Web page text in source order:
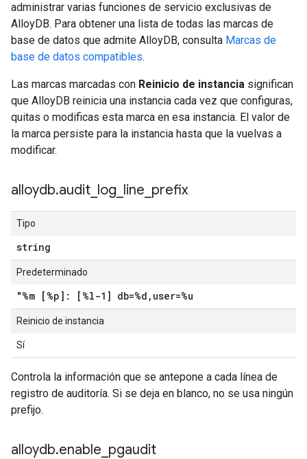
administrar varias funciones de servicio exclusivas de
AlloyDB. Para obtener una lista de todas las marcas de
base de datos que admite AlloyDB, consulta Marcas de
base de datos compatibles.
Las marcas marcadas con Reinicio de instancia significan
que AlloyDB reinicia una instancia cada vez que configuras,
quitas o modificas esta marca en esa instancia. El valor de
la marca persiste para la instancia hasta que la vuelvas a
modificar.
alloydb.audit log line prefix
Tipo
string
Predeterminado
"%m [%p]: [%l-1] db=%d , user=%u
Reinicio de instancia
Sí
Controla la información que se antepone a cada línea de
registro de auditoría. Si se deja en blanco, no se usa ningún
prefijo.
alloydb.enable pgaudit